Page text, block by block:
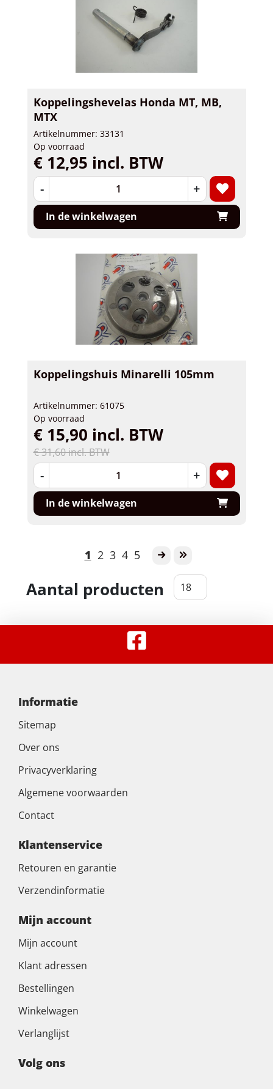
Koppelingshevelas Honda MT, MB,
MTX
Artikelnummer: 33131
Op voorraad
€ 12,95 incl. BTW
- +
In de winkelwagen
Koppelingshuis Minarelli 105mm
Artikelnummer: 61075
Op voorraad
€ 31,60 incl. BTW
€ 15,90 incl. BTW
- +
In de winkelwagen
1 2 3 4 5
Aantal producten
Informatie
Sitemap
Over ons
Privacyverklaring
Algemene voorwaarden
Contact
Klantenservice
Retouren en garantie
Verzendinformatie
Mijn account
Mijn account
Klant adressen
Bestellingen
Winkelwagen
Verlanglijst
Volg ons